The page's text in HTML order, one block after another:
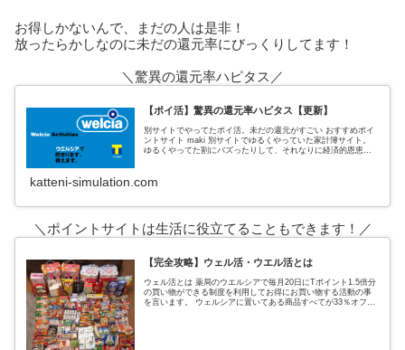
お得しかないんで、まだの人は是非！
放ったらかしなのに未だの還元率にびっくりしてます！
＼驚異の還元率ハピタス／
【ポイ活】驚異の還元率ハピタス【更新】
別サイトでやってたポイ活。未だの還元がすごい おすすめポイ
ントサイト maki 別サイトでゆるくやっていた家計簿サイト。
ゆるくやってた割にバズったりして、それなりに経済的恩恵も
katteni-simulation.com
＼ポイントサイトは生活に役立てることもできます！／
【完全攻略】ウェル活・ウエル活とは
ウェル活とは 薬局のウエルシアで毎月20日にTポイント1.5倍分
の買い物ができる制度を利用してお得にお買い物する活動の事
を言います。 ウェルシアに置いてある商品すべてが33％オフに